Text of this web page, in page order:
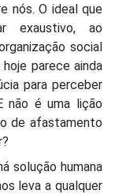
nós. O ideal que
exaustivo, ao
social
parece ainda
para perceber
não é uma lição
de afastamento
solução humana
leva a qualquer